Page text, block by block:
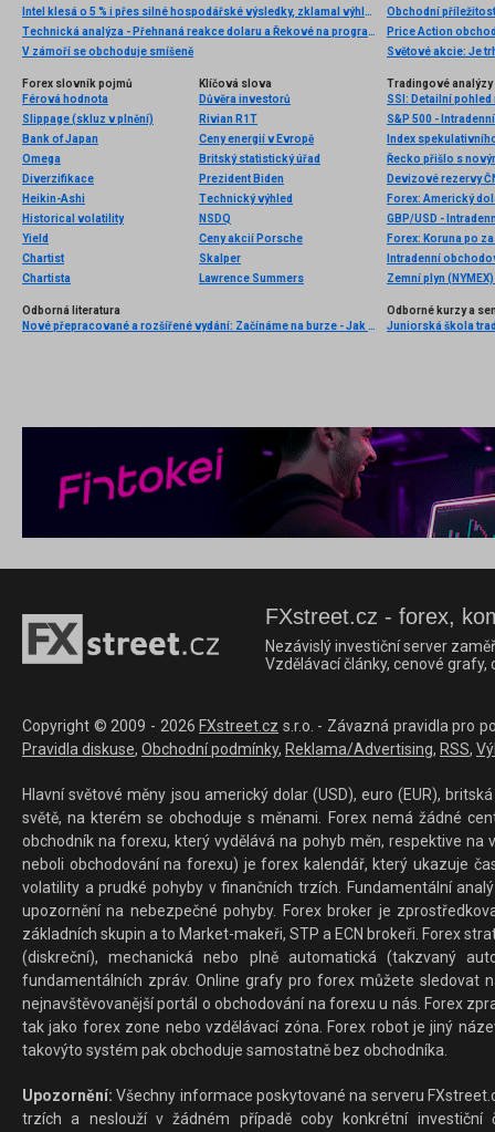
Intel klesá o 5 % i přes silné hospodářské výsledky, zklamal výhled
Technická analýza - Přehnaná reakce dolaru a Řekové na programu dne
V zámoří se obchoduje smíšeně
Price Action
Světové akcie: Je
Forex slovník pojmů
Férová hodnota
Slippage (skluz v plnění)
Bank of Japan
Omega
Diverzifikace
Heikin-Ashi
Historical volatility
Yield
Chartist
Chartista
Klíčová slova
Důvěra investorů
Rivian R1T
Ceny energií v Evropě
Britský statistický úřad
Prezident Biden
Technický výhled
NSDQ
Ceny akcií Porsche
Skalper
Lawrence Summers
Tradingové analýzy
SSI: Detailní pohled
S&P 500 -
Index
Řecko přišlo s
Devizové rezervy
GBP/USD -
Intradenní
Zemní plyn
Odborná literatura
Nové přepracované a rozšířené vydání: Začínáme na burze - Jak uspět při obchodování na finančních trzích (3. vydání) - BESTSELLER
Odborné kurzy a
Juniorská škola
FXstreet.cz - forex,
Nezávislý investiční server
Vzdělávací články, cenové
Copyright © 2009 - 2026 FXstreet.cz s.r.o. - Závazná pravidla pro
Pravidla diskuse, Obchodní podmínky, Reklama/Advertising, RSS,
Hlavní světové měny jsou americký dolar (USD), euro (EUR),
světě, na kterém se obchoduje s měnami. Forex nemá žádné
obchodník na forexu, který vydělává na pohyb měn, respektive
neboli obchodování na forexu) je forex kalendář, který ukazuje
volatility a prudké pohyby v finančních trzích. Fundamentální
upozornění na nebezpečné pohyby. Forex broker je
základních skupin a to Market-makeři, STP a ECN brokeři. Forex
(diskreční), mechanická nebo plně automatická (takzvaný
fundamentálních zpráv. Online grafy pro forex můžete sledovat
nejnavštěvovanější portál o obchodování na forexu u nás. Forex
tak jako forex zone nebo vzdělávací zóna. Forex robot je jiný
takovýto systém pak obchoduje samostatně bez obchodníka.
Upozornění: Všechny informace poskytované na serveru
trzích a neslouží v žádném případě coby konkrétní investiční